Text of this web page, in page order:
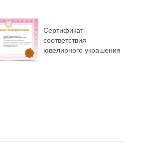
Сертификат
соответствия
ювелирного украшения